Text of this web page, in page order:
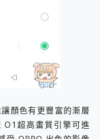
顏色有更豐富的漸層
O1超高畫質引擎可進